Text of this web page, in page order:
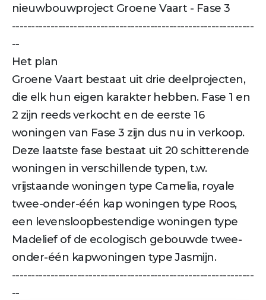
nieuwbouwproject Groene Vaart - Fase 3
---------------------------------------------------------------
--
Het plan
Groene Vaart bestaat uit drie deelprojecten,
die elk hun eigen karakter hebben. Fase 1 en
2 zijn reeds verkocht en de eerste 16
woningen van Fase 3 zijn dus nu in verkoop.
Deze laatste fase bestaat uit 20 schitterende
woningen in verschillende typen, t.w.
vrijstaande woningen type Camelia, royale
twee-onder-één kap woningen type Roos,
een levensloopbestendige woningen type
Madelief of de ecologisch gebouwde twee-
onder-één kapwoningen type Jasmijn.
---------------------------------------------------------------
--